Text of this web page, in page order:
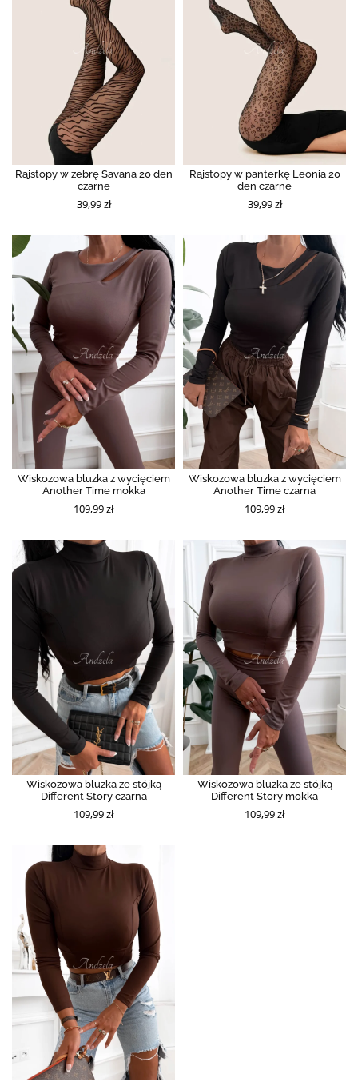
Rajstopy w zebrę Savana 20 den
czarne
39,99 zł
Rajstopy w panterkę Leonia 20
den czarne
39,99 zł
Wiskozowa bluzka z wycięciem
Another Time mokka
109,99 zł
Wiskozowa bluzka z wycięciem
Another Time czarna
109,99 zł
Wiskozowa bluzka ze stójką
Different Story czarna
109,99 zł
Wiskozowa bluzka ze stójką
Different Story mokka
109,99 zł